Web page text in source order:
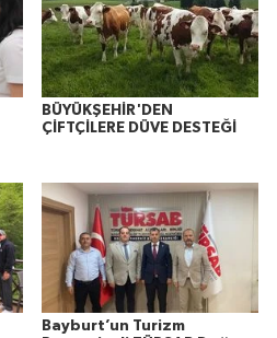
BÜYÜKŞEHİR'DEN
ÇİFTÇİLERE DÜVE DESTEĞİ
Bayburt’un Turizm